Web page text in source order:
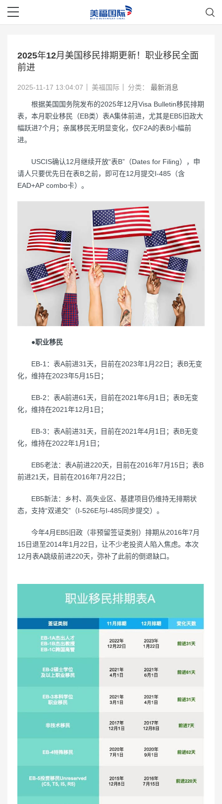
2025年12月美国移民排期更新！职业移民全面
前进
2025-11-17 13:04:07 美福国际 分类： 最新消息
根据美国国务院发布的2025年12月Visa Bulletin移民排期
表，本月职业移民（EB类）表A集体前进，尤其是EB5旧政大
幅跃进7个月；亲属移民无明显变化，仅F2A的表B小幅前
进。
USCIS确认12月继续开放“表B”（Dates for Filing），申
请人只要优先日在表B之前，即可在12月提交I-485（含
EAD+AP combo卡）。
●职业移民
EB-1：表A前进31天，目前在2023年1月22日；表B无变
化，维持在2023年5月15日；
EB-2：表A前进61天，目前在2021年6月1日；表B无变
化，维持在2021年12月1日；
EB-3：表A前进31天，目前在2021年4月1日；表B无变
化，维持在2022年1月1日；
EB5老法：表A前进220天，目前在2016年7月15日；表B
前进21天，目前在2016年7月22日；
EB5新法：乡村、高失业区、基建项目仍维持无排期状
态，支持“双递交”（I-526E与I-485同步提交）。
今年4月EB5旧政（非预留签证类别）排期从2016年7月
15日退至2014年1月22日，让不少老投资人陷入焦虑。本次
12月表A跳级前进220天，弥补了此前的倒退缺口。